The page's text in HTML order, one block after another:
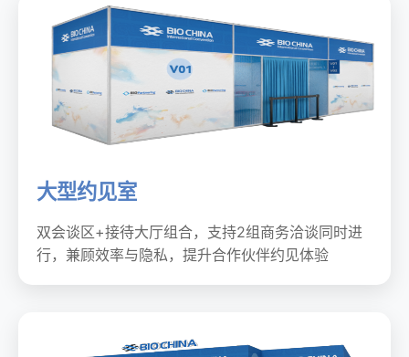
大型约见室
双会谈区+接待大厅组合，支持2组商务洽谈同时进
行，兼顾效率与隐私，提升合作伙伴约见体验